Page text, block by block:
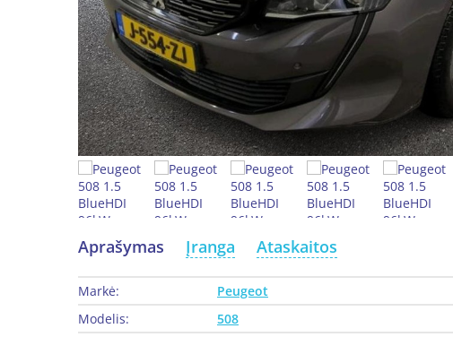
Aprašymas Įranga Ataskaitos
Markė:
Peugeot
Modelis:
508